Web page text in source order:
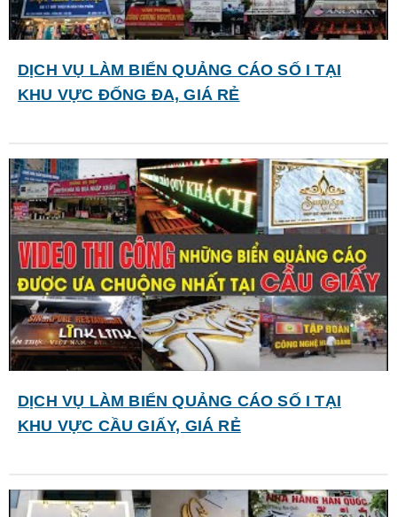
DỊCH VỤ LÀM BIỂN QUẢNG CÁO SỐ I TẠI
KHU VỰC ĐỐNG ĐA, GIÁ RẺ
DỊCH VỤ LÀM BIỂN QUẢNG CÁO SỐ I TẠI
KHU VỰC CẦU GIẤY, GIÁ RẺ